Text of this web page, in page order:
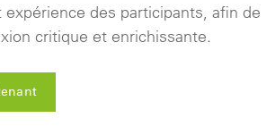
des participants, afin de
critique et enrichissante.